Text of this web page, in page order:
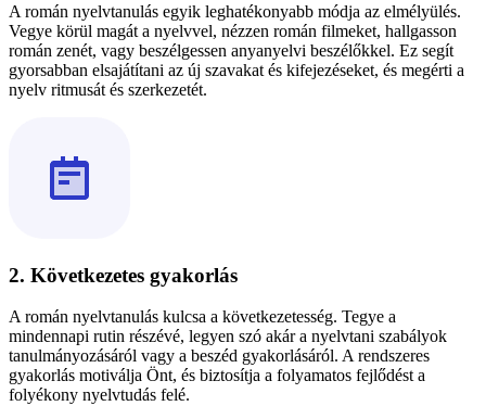
A román nyelvtanulás egyik leghatékonyabb módja az elmélyülés.
Vegye körül magát a nyelvvel, nézzen román filmeket, hallgasson
román zenét, vagy beszélgessen anyanyelvi beszélőkkel. Ez segít
gyorsabban elsajátítani az új szavakat és kifejezéseket, és megérti a
nyelv ritmusát és szerkezetét.
2. Következetes gyakorlás
A román nyelvtanulás kulcsa a következetesség. Tegye a
mindennapi rutin részévé, legyen szó akár a nyelvtani szabályok
tanulmányozásáról vagy a beszéd gyakorlásáról. A rendszeres
gyakorlás motiválja Önt, és biztosítja a folyamatos fejlődést a
folyékony nyelvtudás felé.